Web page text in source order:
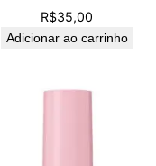
R$35,00
Adicionar ao carrinho